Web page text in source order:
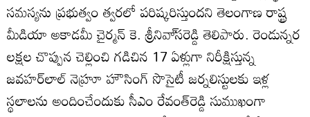
సమస్యను ప్రభుత్వం త్వరలో పరిష్కరిస్తుందని తెలంగాణ రాష్ట్ర
మీడియా అకాడమీ చైర్మన్‌ కె. శ్రీనివా్‌సరెడ్డి తెలిపారు. రెండున్నర
లక్షల చొప్పున చెల్లించి గడిచిన 17 ఏళ్లుగా నిరీక్షిస్తున్న
జవహర్‌లాల్‌ నెహ్రూ హౌసింగ్‌ సొసైటీ జర్నలిస్టులకు ఇళ్ల
స్థలాలను అందించేందుకు సీఎం రేవంత్‌రెడ్డి సుముఖంగా